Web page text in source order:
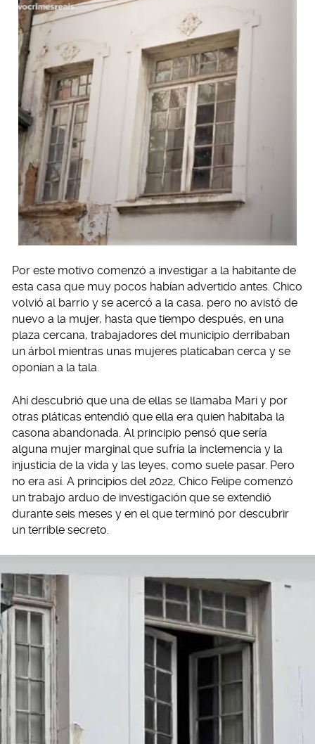
Por este motivo comenzó a investigar a la habitante de
esta casa que muy pocos habían advertido antes. Chico
volvió al barrio y se acercó a la casa, pero no avistó de
nuevo a la mujer, hasta que tiempo después, en una
plaza cercana, trabajadores del municipio derribaban
un árbol mientras unas mujeres platicaban cerca y se
oponían a la tala.
Ahí descubrió que una de ellas se llamaba Mari y por
otras pláticas entendió que ella era quien habitaba la
casona abandonada. Al principio pensó que sería
alguna mujer marginal que sufría la inclemencia y la
injusticia de la vida y las leyes, como suele pasar. Pero
no era así. A principios del 2022, Chico Felipe comenzó
un trabajo arduo de investigación que se extendió
durante seis meses y en el que terminó por descubrir
un terrible secreto.